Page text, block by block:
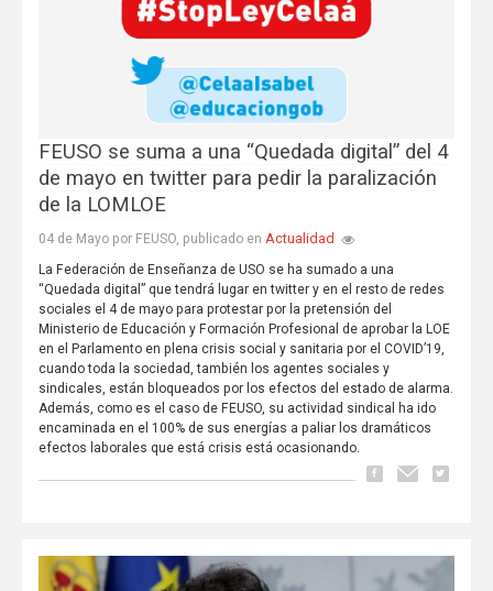
FEUSO se suma a una “Quedada digital” del 4
de mayo en twitter para pedir la paralización
de la LOMLOE
04 de Mayo por FEUSO, publicado en Actualidad
La Federación de Enseñanza de USO se ha sumado a una
“Quedada digital” que tendrá lugar en twitter y en el resto de redes
sociales el 4 de mayo para protestar por la pretensión del
Ministerio de Educación y Formación Profesional de aprobar la LOE
en el Parlamento en plena crisis social y sanitaria por el COVID’19,
cuando toda la sociedad, también los agentes sociales y
sindicales, están bloqueados por los efectos del estado de alarma.
Además, como es el caso de FEUSO, su actividad sindical ha ido
encaminada en el 100% de sus energías a paliar los dramáticos
efectos laborales que está crisis está ocasionando.